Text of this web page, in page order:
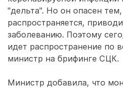
"дельта". Но он опасен
распространяется,
заболеванию. Поэтому
идет распространение по
министр на брифинге СЦК.
Министр добавила, что